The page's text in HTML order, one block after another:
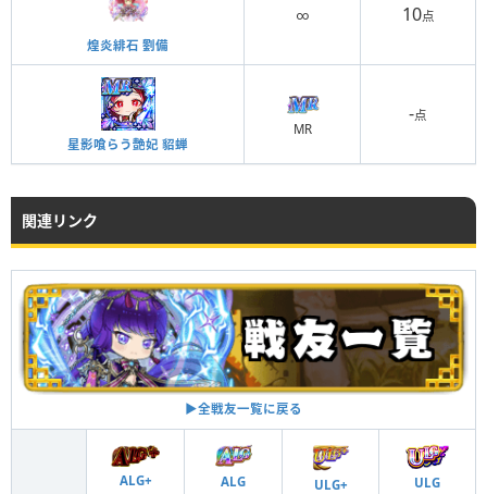
煌炎緋石 劉備
∞ 10点
星影喰らう艶妃 貂蝉
MR
-点
関連リンク
▶︎全戦友一覧に戻る
ALG+ ALG ULG+ ULG